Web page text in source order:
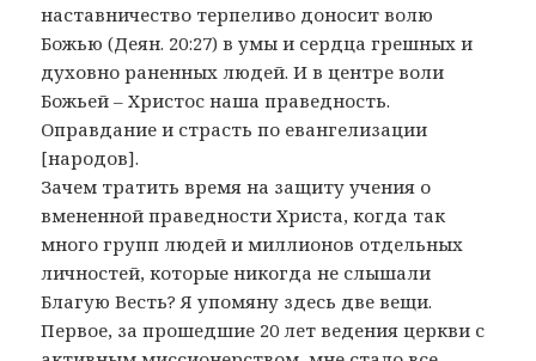
наставничество терпеливо доносит волю
Божью (Деян. 20:27) в умы и сердца грешных и
духовно раненных людей. И в центре воли
Божьей – Христос наша праведность.
Оправдание и страсть по евангелизации
[народов].
Зачем тратить время на защиту учения о
вмененной праведности Христа, когда так
много групп людей и миллионов отдельных
личностей, которые никогда не слышали
Благую Весть? Я упомяну здесь две вещи.
Первое, за прошедшие 20 лет ведения церкви с